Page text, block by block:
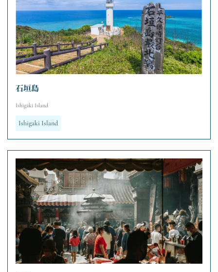
石垣島
Ishigaki Island
Ishigaki Island